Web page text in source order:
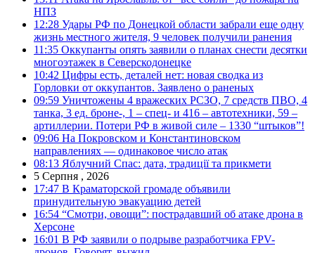
НПЗ
12:28 Удары РФ по Донецкой области забрали еще одну
жизнь местного жителя, 9 человек получили ранения
11:35 Оккупанты опять заявили о планах снести десятки
многоэтажек в Северскодонецке
10:42 Цифры есть, деталей нет: новая сводка из
Горловки от оккупантов. Заявлено о раненых
09:59 Уничтожены 4 вражеских РСЗО, 7 средств ПВО, 4
танка, 3 ед. броне-, 1 – спец- и 416 – автотехники, 59 –
артиллерии. Потери РФ в живой силе – 1330 “штыков”!
09:06 На Покровском и Константиновском
направлениях — одинаковое число атак
08:13 Яблучний Спас: дата, традиції та прикмети
5 Серпня , 2026
17:47 В Краматорской громаде объявили
принудительную эвакуацию детей
16:54 “Смотри, овощи”: пострадавший об атаке дрона в
Херсоне
16:01 В РФ заявили о подрыве разработчика FPV-